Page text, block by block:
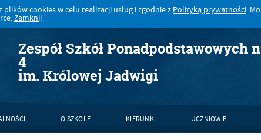
plików cookies w celu realizacji usług i zgodnie z Polityką prywatności.
Zamknij
Zespół Szkół Ponadpodstawowych
4
im. Królowej Jadwigi
O SZKOLE KIERUNKI UCZNIOWIE